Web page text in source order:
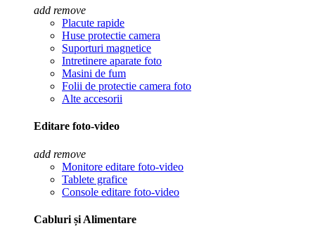
add remove
Placute rapide
Huse protectie camera
Suporturi magnetice
Intretinere aparate foto
Masini de fum
Folii de protectie camera foto
Alte accesorii
Editare foto-video
add remove
Monitore editare foto-video
Tablete grafice
Console editare foto-video
Cabluri și Alimentare